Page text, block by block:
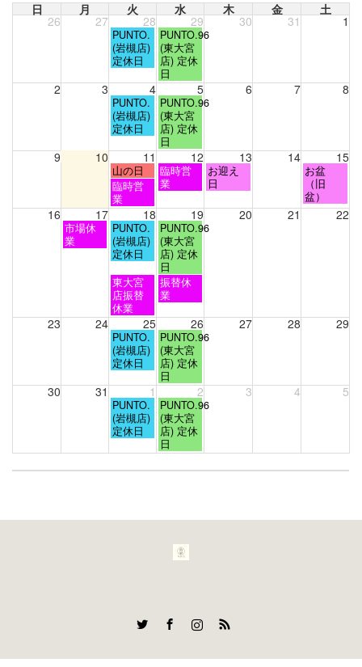
日 月 火 水 木 金 土
26 27 28 29 30 31 1
火
曜
日,
月
28th
2026
PUNTO.
(岩槻店)
定休日
水
曜
日,
7
月
29th
2026
PUNTO.96
(東大宮
店) 定休
日
2 3 4 5 6 7 8
火
曜
日,
月
4th
2026
PUNTO.
(岩槻店)
定休日
水
曜
日,
8
月
5th
2026
PUNTO.96
(東大宮
店) 定休
日
9 10 11 12 13 14 15
火
曜
日,
8
月
11th
2026
山の日
水
曜
8
月
12th
2026
臨時営
業
木
曜
8
月
13th
お迎え
日
土
曜
日,
8
お盆
（旧
盆）
火
曜
日,
8
月
11th
2026
臨時営
業
16 17 18 19 20 21 22
月
曜
市場休
業
火
曜
日,
月
18th
2026
PUNTO.
(岩槻店)
定休日
水
曜
日,
8
月
19th
2026
PUNTO.96
(東大宮
店) 定休
日
火
曜
日,
8
月
18th
2026
東大宮
店振替
休業
水
曜
8
月
19th
2026
振替休
業
23 24 25 26 27 28 29
火
曜
日,
月
25th
2026
PUNTO.
(岩槻店)
定休日
水
曜
日,
8
月
26th
2026
PUNTO.96
(東大宮
店) 定休
日
30 31 1 2 3 4 5
火
曜
日,
月
1st
PUNTO.
(岩槻店)
定休日
水
曜
日,
9
月
2nd
PUNTO.96
(東大宮
店) 定休
日
RSS